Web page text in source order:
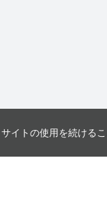
イトの使用を続ける